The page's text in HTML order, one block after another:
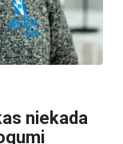
niekada